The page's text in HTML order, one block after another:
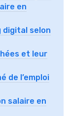
en
digital selon
et leur
de l’emploi
salaire en